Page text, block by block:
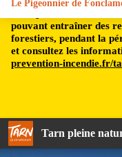
pouvant entraîner des
forestiers, pendant la
et consultez les
prevention-incendie.fr/
Tarn pleine
Le Pigeonnier de